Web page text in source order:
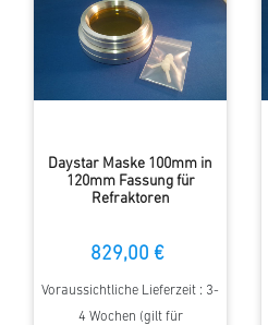
Daystar Maske 100mm in
120mm Fassung für
Refraktoren
829,00 €
Voraussichtliche Lieferzeit : 3-
4 Wochen (gilt für